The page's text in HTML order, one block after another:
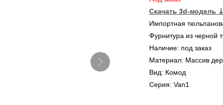
Скачать 3d-модель ⤓
Импортная
Фурнитура из черной
Наличие: под заказ
Материал: Массив
Вид: Комод
Серия: Van1